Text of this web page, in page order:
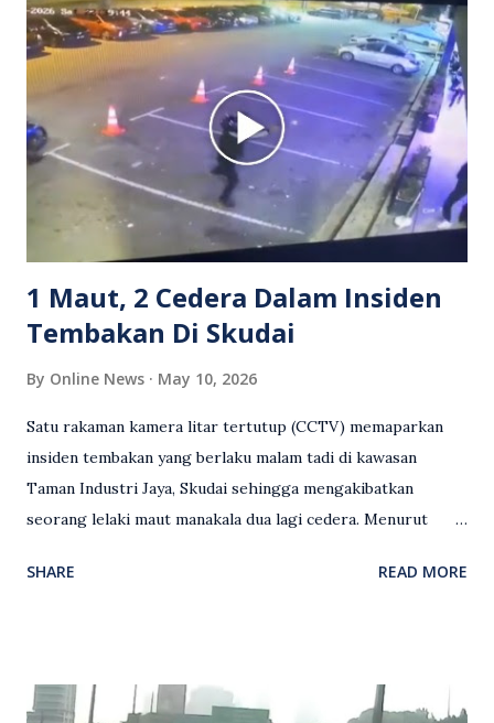
berlaku pertikaman lidah antara kedua-dua pihak. Video
berkenaan kini tular di media sosial dan mendapat pelbagai
reaksi orang ramai. Antara komen orang awam yang tular di
media sosial mengenai insiden tersebut ialah ramai yang
meluahkan rasa marah terhadap tindakan lelaki berkenaan
serta memuji pemandu Grab kerana campur tangan.
Sebahagian netizen turut meminta pihak berkuasa
mengambil tindakan tegas, manakala ada yang bersimpati
terhadap wanita dipercayai menjadi mangs...
1 Maut, 2 Cedera Dalam Insiden
Tembakan Di Skudai
By Online News May 10, 2026
Satu rakaman kamera litar tertutup (CCTV) memaparkan
insiden tembakan yang berlaku malam tadi di kawasan
Taman Industri Jaya, Skudai sehingga mengakibatkan
seorang lelaki maut manakala dua lagi cedera. Menurut
kejadian berlaku sekitar jam 11 malam dan pihak polis
hiburan di kawasan berkenaan. Seorang mangsa disahkan
SHARE READ MORE